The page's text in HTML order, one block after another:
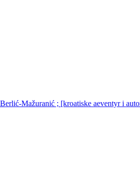
Mažuranić ; [kroatiske aeventyr i